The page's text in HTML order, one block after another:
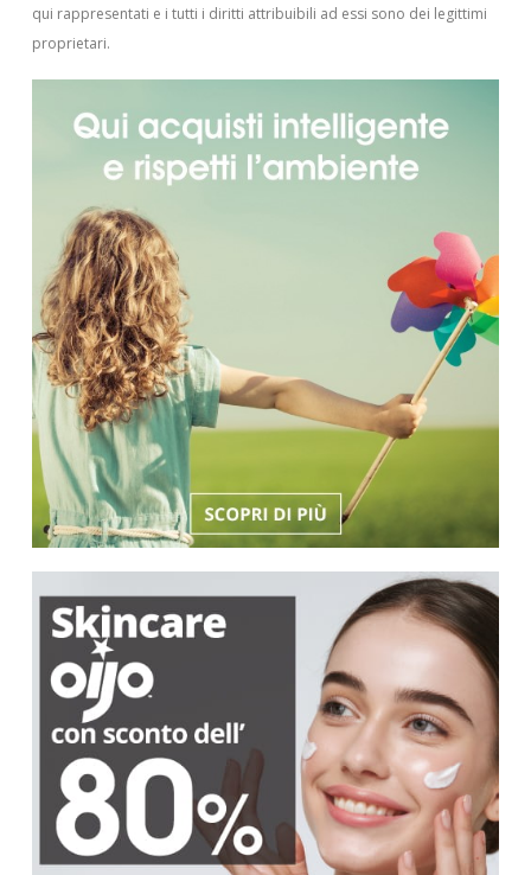
qui rappresentati e i tutti i diritti attribuibili ad essi sono dei legittimi
proprietari.